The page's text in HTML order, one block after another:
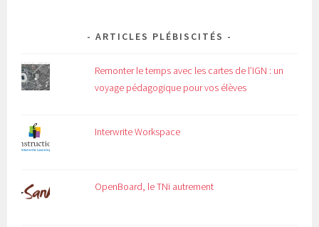
ARTICLES PLÉBISCITÉS
Remonter le temps avec les cartes de l’IGN : un
voyage pédagogique pour vos élèves
Interwrite Workspace
OpenBoard, le TNi autrement